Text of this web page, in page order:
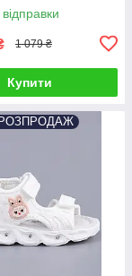
1 079 ₴
Купити
РОЗПРОДАЖ